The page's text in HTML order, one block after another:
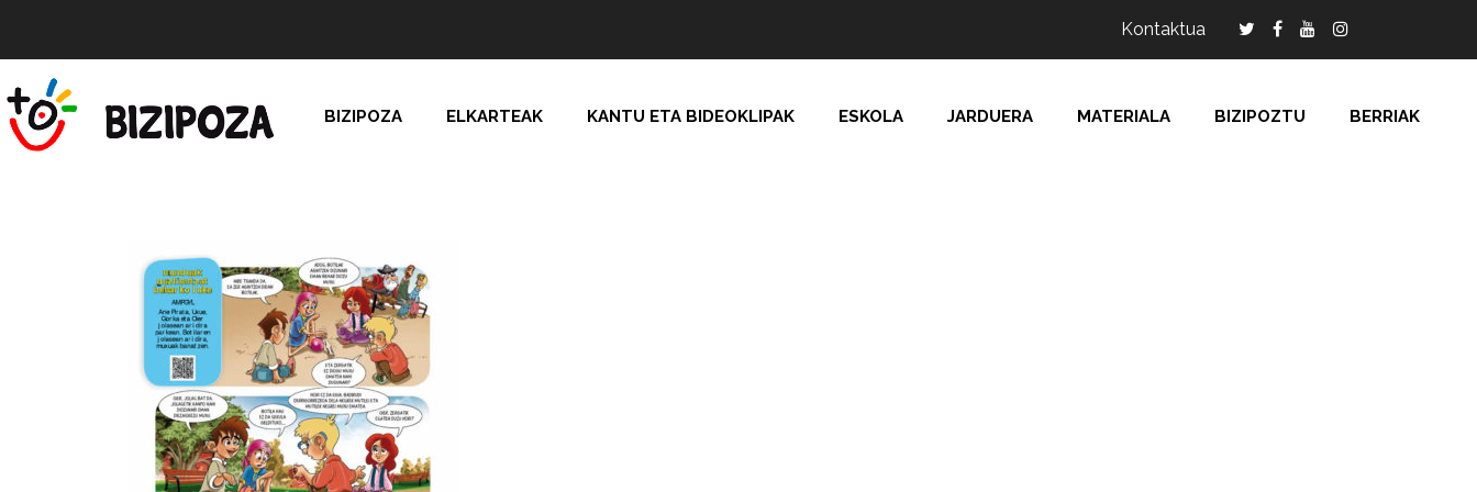
Kontaktua
BIZIPOZA ELKARTEAK KANTU ETA BIDEOKLIPAK ESKOLA JARDUERA MATERIALA BIZIPOZTU BERRIAK